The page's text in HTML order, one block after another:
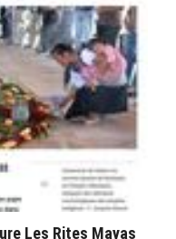
Les Rites Mayas